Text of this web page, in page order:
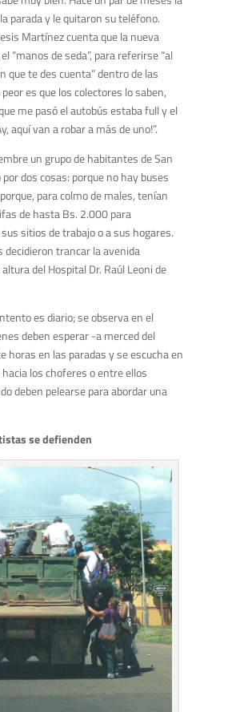
parada y le quitaron su teléfono.
Martínez cuenta que la nueva
“manos de seda”, para referirse “al
que te des cuenta” dentro de las
peor es que los colectores lo saben,
me pasó el autobús estaba full y el
aquí van a robar a más de uno!”.
un grupo de habitantes de San
dos cosas: porque no hay buses
para colmo de males, tenían
de hasta Bs. 2.000 para
sitios de trabajo o a sus hogares.
decidieron trancar la avenida
del Hospital Dr. Raúl Leoni de
es diario; se observa en el
deben esperar -a merced del
horas en las paradas y se escucha en
los choferes o entre ellos
deben pelearse para abordar una
se defienden